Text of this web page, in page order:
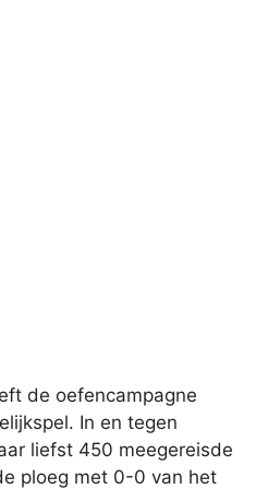
de oefencampagne
In en tegen
liefst 450 meegereisde
ploeg met 0-0 van het